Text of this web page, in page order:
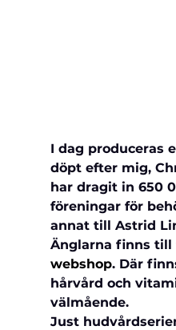
I dag produceras
döpt efter mig,
har dragit in 650
föreningar för
annat till Astrid
Änglarna finns
webshop. Där
hårvård och
välmående.
Just